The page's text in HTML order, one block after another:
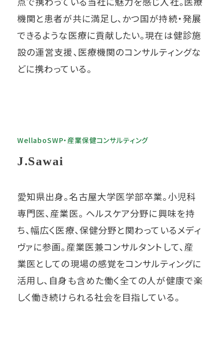
機関と患者が共に満足し、かつ国が持続・発展
できるような医療に貢献したい。現在は健診施
設の運営支援、医療機関のコンサルティングな
どに携わっている。
WellaboSWP・産業保健コンサルティング
J.Sawai
愛知県出身。名古屋大学医学部卒業。小児科
専門医、産業医。 ヘルスケア分野に興味を持
ち、幅広く医療、保健分野と関わっているメディ
ヴァに参画。産業医兼コンサルタントして、産
業医としての現場の感覚をコンサルティングに
活用し、自身も含めた働く全ての人が健康で楽
しく働き続けられる社会を目指している。